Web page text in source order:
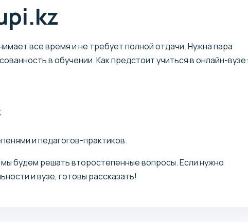
все время и не требует полной отдачи. Нужна пара
в обучении. Как предстоит учиться в онлайн-вузе:
и педагогов-практиков.
будем решать второстепенные вопросы. Если нужно
и вузе, готовы рассказать!